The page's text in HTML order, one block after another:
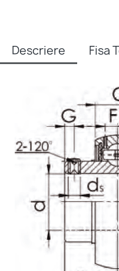
Descriere Fisa